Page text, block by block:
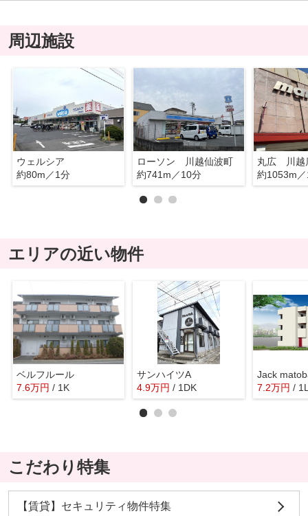
周辺施設
ウェルシア
約80m／1分
ローソン 川越仙波町
約741m／10分
丸広 川越
約1053m
エリアの近い物件
ベルフルール
7.6万円 / 1K
サンハイツA
4.9万円 / 1DK
Jack
7.2万円 /
こだわり特集
【賃貸】セキュリティ物件特集